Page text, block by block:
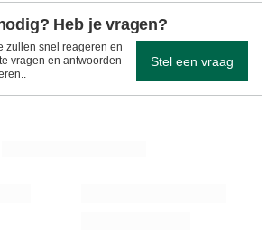
Heb je vragen?
zullen snel reageren en
vragen en antwoorden
Stel een vraag